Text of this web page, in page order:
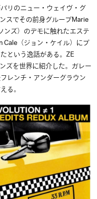
リのニュー・ウェイヴ・グ
スでその前身グループMarie
ズ）のデモに触れたエステ
（ジョン・ケイル）にプ
という逸話がある。ZE
ズを世界に紹介した。ガレー
レンチ・アンダーグラウン
る。